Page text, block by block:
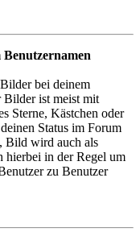
bei deinem
Bilder ist meist mit
Sterne, Kästchen oder
Status im Forum
Bild wird auch als
hierbei in der Regel um
zu Benutzer